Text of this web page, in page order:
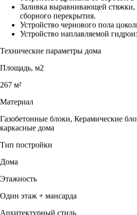
Заливка выравнивающей
сборного перекрытия.
Устройство чернового пола
Устройство наплавляемой
Технические параметры дома
Площадь, м2
267 м²
Материал
Газобетонные блоки, Керамические
каркасные дома
Тип постройки
Дома
Этажность
Один этаж + мансарда
Архитектурный стиль